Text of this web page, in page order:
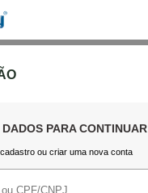
DADOS PARA CONTINUAR
ou criar uma nova conta